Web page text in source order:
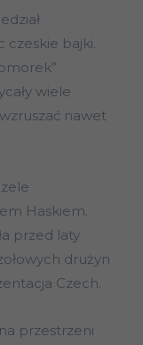
czeskie bajki.
wiele
nawet
Haskiem.
przed laty
drużyn
Czech.
przestrzeni